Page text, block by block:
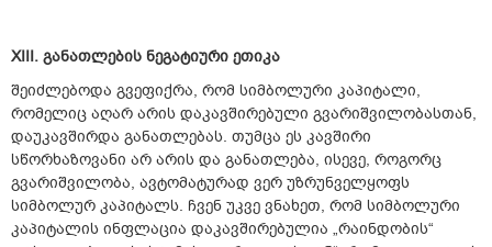
XIII. განათლების ნეგატიური ეთიკა
შეიძლებოდა გვეფიქრა, რომ სიმბოლური კაპიტალი,
რომელიც აღარ არის დაკავშირებული გვარიშვილობასთან,
დაუკავშირდა განათლებას. თუმცა ეს კავშირი
სწორხაზოვანი არ არის და განათლება, ისევე, როგორც
გვარიშვილობა, ავტომატურად ვერ უზრუნველყოფს
სიმბოლურ კაპიტალს. ჩვენ უკვე ვნახეთ, რომ სიმბოლური
კაპიტალის ინფლაცია დაკავშირებულია „რაინდობის“